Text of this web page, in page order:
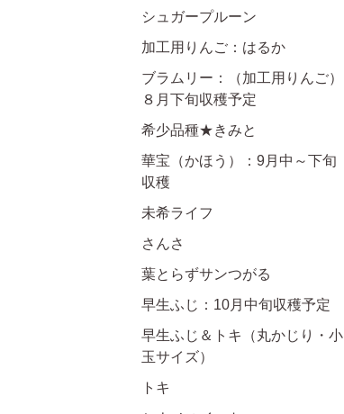
シュガープルーン
加工用りんご：はるか
ブラムリー：（加工用りんご）
８月下旬収穫予定
希少品種★きみと
華宝（かほう）：9月中～下旬
収穫
未希ライフ
さんさ
葉とらずサンつがる
早生ふじ：10月中旬収穫予定
早生ふじ＆トキ（丸かじり・小
玉サイズ）
トキ